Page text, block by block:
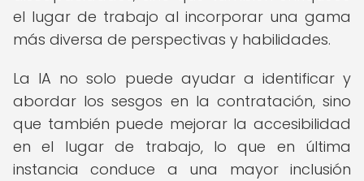
el lugar de trabajo al incorporar una gama
más diversa de perspectivas y habilidades.
La IA no solo puede ayudar a identificar y
abordar los sesgos en la contratación, sino
que también puede mejorar la accesibilidad
en el lugar de trabajo, lo que en última
instancia conduce a una mayor inclusión